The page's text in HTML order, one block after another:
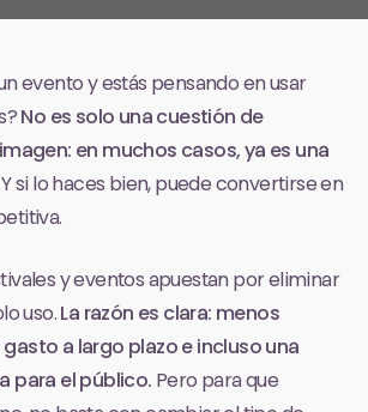
evento y estás pensando en usar
No es solo una cuestión de
en muchos casos, ya es una
Y si lo haces bien, puede convertirse en
y eventos apuestan por eliminar
uso.La razón es clara: menos
a largo plazo e incluso una
para el público. Pero para que